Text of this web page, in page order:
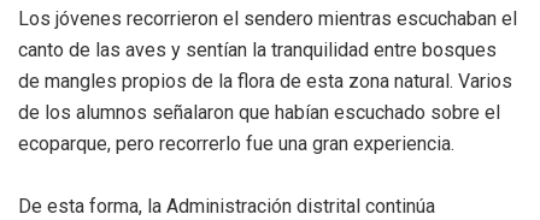
Los jóvenes recorrieron el sendero mientras escuchaban el
canto de las aves y sentían la tranquilidad entre bosques
de mangles propios de la flora de esta zona natural. Varios
de los alumnos señalaron que habían escuchado sobre el
ecoparque, pero recorrerlo fue una gran experiencia.
De esta forma, la Administración distrital continúa